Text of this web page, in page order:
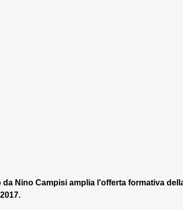
Nino Campisi amplia l'offerta formativa